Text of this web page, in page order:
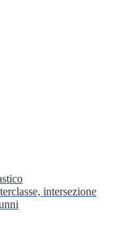
intersezione